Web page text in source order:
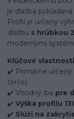
je dlažba
Profil je určený
dlažbu s hrúbkou
modernými
Kľúčové
✔️ Primárne určený
terče)
✔️ Vhodný iba pre
✔️ Výška profilu
✔️ Slúži na